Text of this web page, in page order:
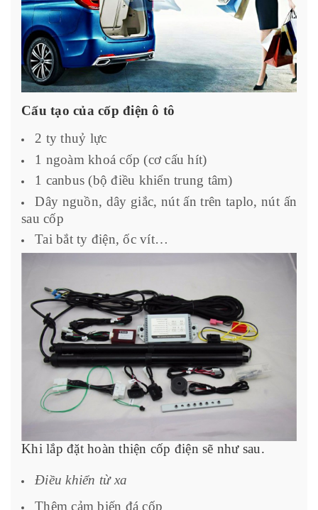
Cấu tạo của cốp điện ô tô
2 ty thuỷ lực
1 ngoàm khoá cốp (cơ cấu hít)
1 canbus (bộ điều khiển trung tâm)
Dây nguồn, dây giắc, nút ấn trên taplo, nút ấn
sau cốp
Tai bắt ty điện, ốc vít…
Khi lắp đặt hoàn thiện cốp điện sẽ như sau.
Điều khiển từ xa
Thêm cảm biến đá cốp